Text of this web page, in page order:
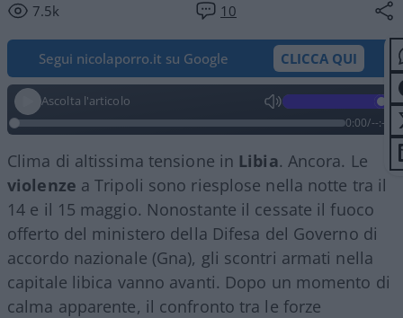
7.5k
10
Segui nicolaporro.it su Google CLICCA QUI
Ascolta l'articolo
0:00/--:--
Clima di altissima tensione in Libia. Ancora. Le
violenze a Tripoli sono riesplose nella notte tra il
14 e il 15 maggio. Nonostante il cessate il fuoco
offerto del ministero della Difesa del Governo di
accordo nazionale (Gna), gli scontri armati nella
capitale libica vanno avanti. Dopo un momento di
calma apparente, il confronto tra le forze